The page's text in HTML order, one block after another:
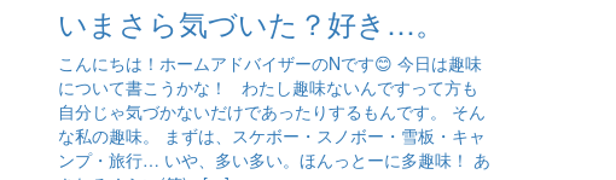
いまさら気づいた？好き…。
こんにちは！ホームアドバイザーのNです😊 今日は趣味
について書こうかな！ わたし趣味ないんですって方も
自分じゃ気づかないだけであったりするもんです。 そん
な私の趣味。 まずは、スケボー・スノボー・雪板・キャ
ンプ・旅行… いや、多い多い。ほんっとーに多趣味！ あ